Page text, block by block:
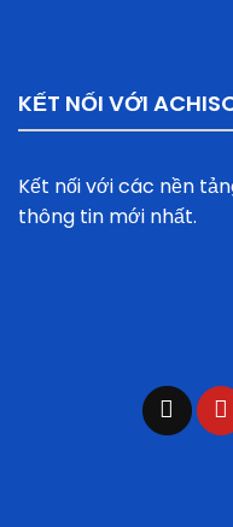
KẾT NỐI VỚI
Kết nối với các nền
thông tin mới nhất.